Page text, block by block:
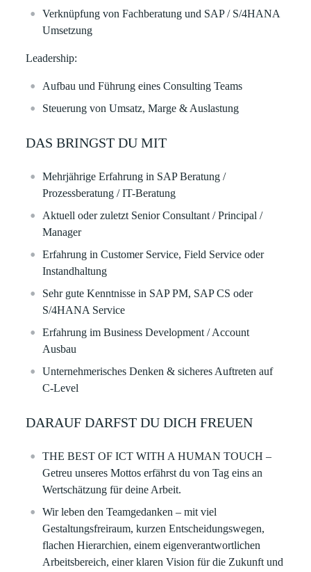
Verknüpfung vonFachberatung und SAP / S/4HANA
Umsetzung
Leadership:
Aufbau und Führung einesConsulting Teams
Steuerung vonUmsatz, Marge & Auslastung
DAS BRINGST DU MIT
Mehrjährige Erfahrung in SAP Beratung /
Prozessberatung / IT-Beratung
Aktuell oder zuletzt Senior Consultant / Principal /
Manager
Erfahrung inCustomer Service, Field Service oder
Instandhaltung
Sehr gute Kenntnisse in SAP PM, SAP CS oder
S/4HANA Service
Erfahrung imBusiness Development / Account
Ausbau
Unternehmerisches Denken & sicheres Auftreten auf
C-Level
DARAUF DARFST DU DICH FREUEN
THE BEST OF ICT WITH A HUMAN TOUCH –
Getreu unseres Mottos erfährst du von Tag eins an
Wertschätzung für deine Arbeit.
Wir leben den Teamgedanken – mit viel
Gestaltungsfreiraum, kurzen Entscheidungswegen,
flachen Hierarchien, einem eigenverantwortlichen
Arbeitsbereich, einer klaren Vision für die Zukunft und